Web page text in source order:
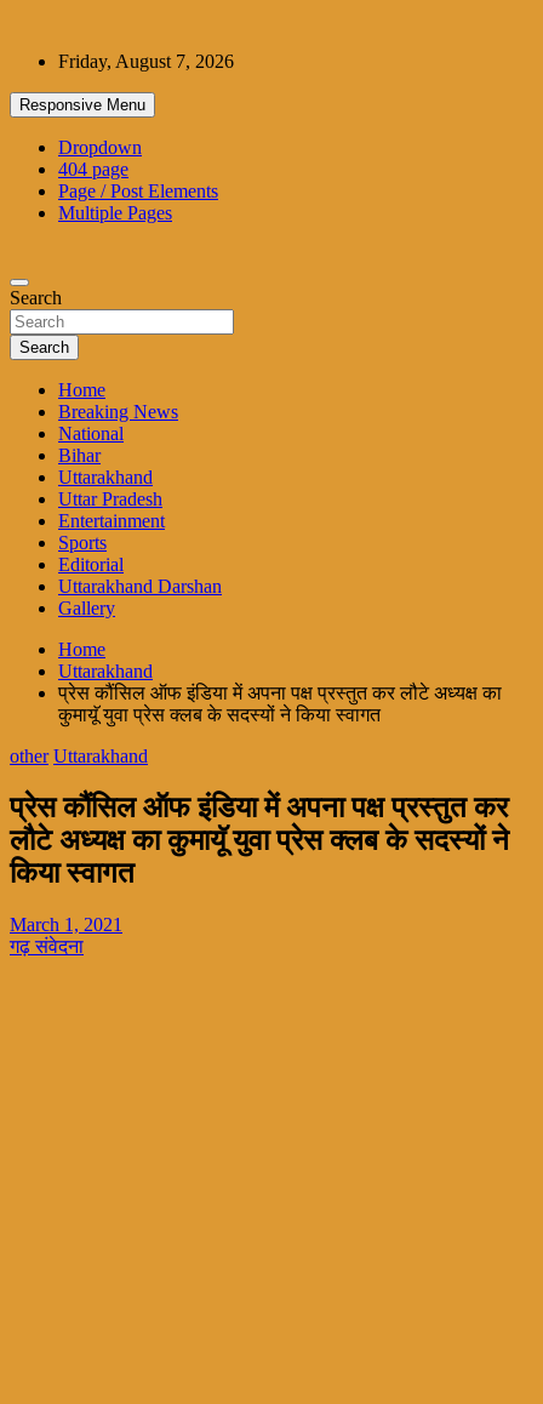
contentFriday, August 7, 2026
Responsive Menu
Dropdown
404 page
Page / Post Elements
Multiple Pages
Search
Search
Home
Breaking News
National
Bihar
Uttarakhand
Uttar Pradesh
Entertainment
Sports
Editorial
Uttarakhand Darshan
Gallery
Home
Uttarakhand
प्रेस कौंसिल ऑफ इंडिया में अपना पक्ष प्रस्तुत कर लौटे अध्यक्ष का
कुमायूॅ युवा प्रेस क्लब के सदस्यों ने किया स्वागत
other Uttarakhand
प्रेस कौंसिल ऑफ इंडिया में अपना पक्ष प्रस्तुत कर
लौटे अध्यक्ष का कुमायूॅ युवा प्रेस क्लब के सदस्यों ने
किया स्वागत
March 1, 2021
गढ़ संवेदना